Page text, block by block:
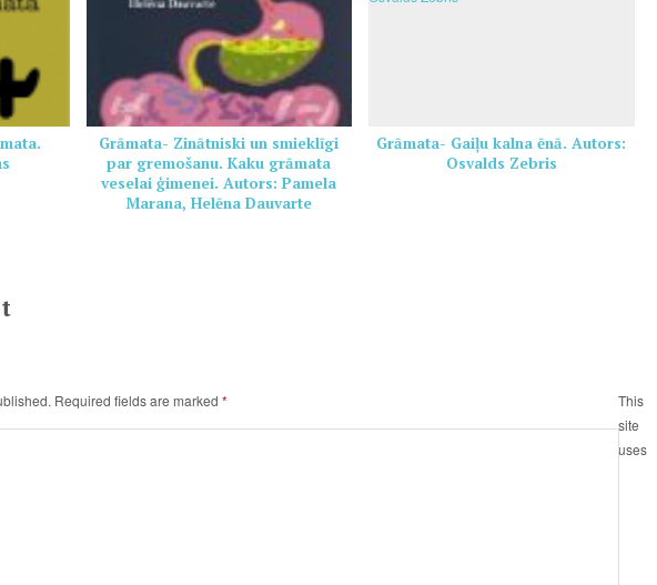
Grāmata- Zinātniski un smieklīgi
par gremošanu. Kaku grāmata
veselai ģimenei. Autors: Pamela
Marana, Helēna Dauvarte
Grāmata- Gaiļu kalna ēnā. Autors:
Osvalds Zebris
Required fields are marked *
This
site
uses